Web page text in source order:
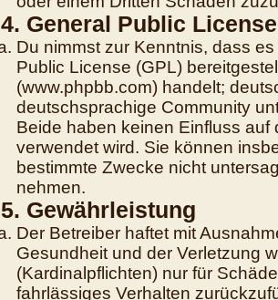
4. General Public License
Du nimmst zur Kenntnis, dass
Public License (GPL)
(www.phpbb.com) handelt;
deutschsprachige Community
Beide haben keinen Einfluss auf
verwendet wird. Sie können
bestimmte Zwecke nicht
nehmen.
5. Gewährleistung
Der Betreiber haftet mit
Gesundheit und der Verletzung
(Kardinalpflichten) nur für
fahrlässiges Verhalten